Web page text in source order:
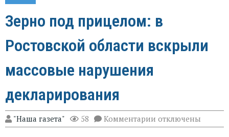
Зерно под прицелом: в
Ростовской области вскрыли
массовые нарушения
декларирования
"Наша газета" 58 Комментарии к
записи
отключены